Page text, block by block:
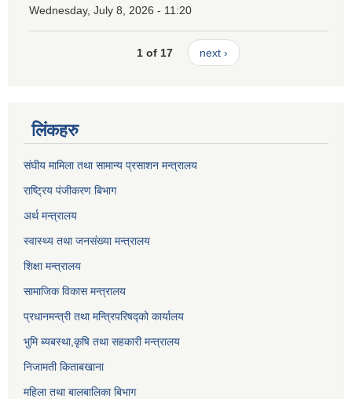
Wednesday, July 8, 2026 - 11:20
1 of 17 next ›
लिंकहरु
संघीय मामिला तथा सामान्य प्रसाशन मन्त्रालय
राष्ट्रिय पंजीकरण बिभाग
अर्थ मन्त्रालय
स्वास्थ्य तथा जनसंख्या मन्त्रालय
शिक्षा मन्त्रालय
सामाजिक विकास मन्त्रालय
प्रधानमन्त्री तथा मन्त्रिपरिषद्को कार्यालय
भुमि ब्यबस्था,कृषि तथा सहकारी मन्त्रालय
निजामती किताबखाना
महिला तथा बालबालिका बिभाग